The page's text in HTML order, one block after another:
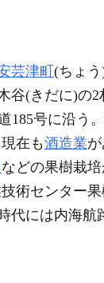
芸津町 (ちょ
(きだに)の
185号に沿う
在も酒造業が
などの果樹栽
術センター
代には内海航